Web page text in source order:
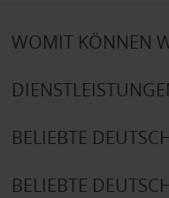
WOMIT KÖNNEN
BELIEBTE
BELIEBTE